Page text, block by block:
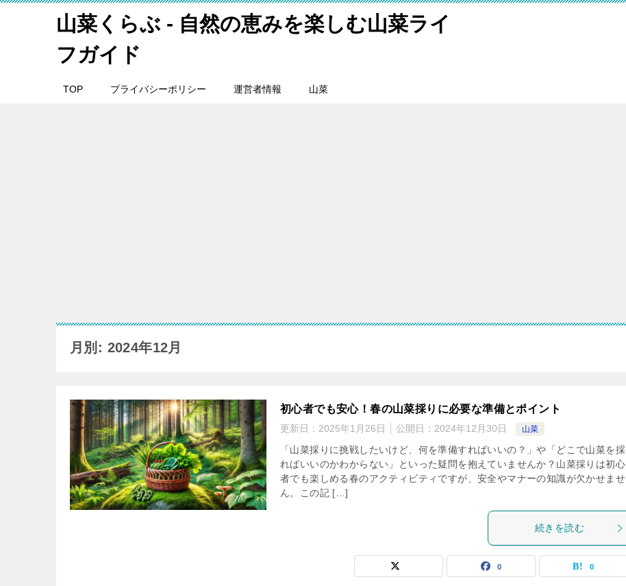
山菜くらぶ - 自然の恵みを楽しむ山菜ライ
フガイド
TOP プライバシーポリシー 運営者情報 山菜
月別: 2024年12月
初心者でも安心！春の山菜採りに必要な準備とポイント
更新日： 2025年1月26日 公開日： 2024年12月30日 山菜
「山菜採りに挑戦したいけど、何を準備すればいいの？」や「どこで山菜を採
ればいいのかわからない」といった疑問を抱えていませんか？山菜採りは初心
者でも楽しめる春のアクティビティですが、安全やマナーの知識が欠かせませ
ん。この記 […]
続きを読む
0 0